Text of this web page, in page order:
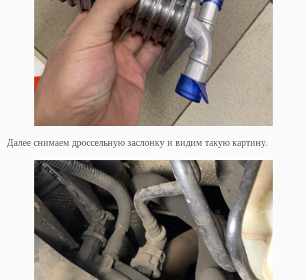
Далее снимаем дроссельную заслонку и видим такую картину.